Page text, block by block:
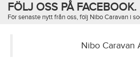
FÖLJ OSS PÅ FACEBOOK.
För senaste nytt från oss, följ Nibo Caravan i
Nibo Caravan